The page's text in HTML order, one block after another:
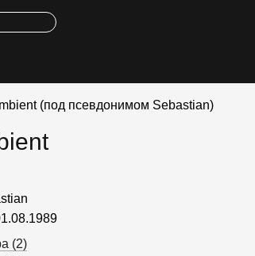
(под псевдонимом Sebastian)
(2)